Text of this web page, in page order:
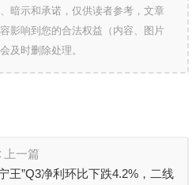
暗示和承诺，仅供读者参考，文章
影响到您的合法权益（内容、图片
及时删除处理。
上一篇
王”Q3净利环比下跌4.2%，二线